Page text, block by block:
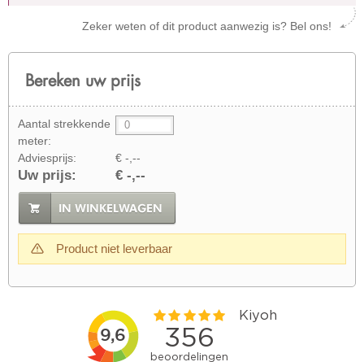
Zeker weten of dit product aanwezig is? Bel ons!
Bereken uw prijs
Aantal strekkende
meter:
Adviesprijs:
€ -,--
Uw prijs: € -,--
IN WINKELWAGEN
Product niet leverbaar